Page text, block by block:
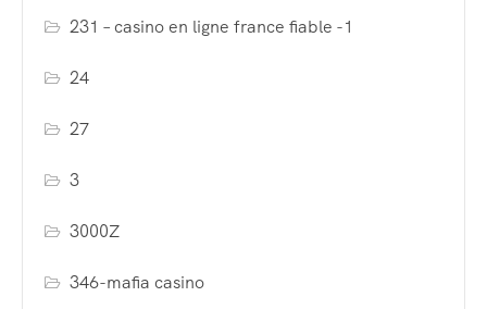
231 – casino en ligne france fiable -1
24
27
3
3000Z
346-mafia casino